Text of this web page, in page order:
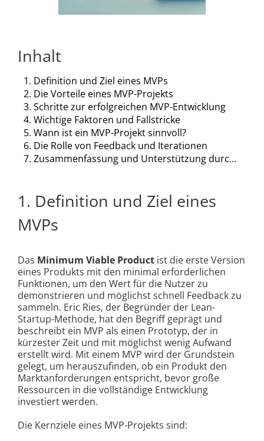
Inhalt
1. Definition und Ziel eines MVPs
2. Die Vorteile eines MVP-Projekts
3. Schritte zur erfolgreichen MVP-Entwicklung
4. Wichtige Faktoren und Fallstricke
5. Wann ist ein MVP-Projekt sinnvoll?
6. Die Rolle von Feedback und Iterationen
7. Zusammenfassung und Unterstützung durch die BITS
1. Definition und Ziel eines
MVPs
Das Minimum Viable Productist die erste Version
eines Produkts mit den minimal erforderlichen
Funktionen, um den Wert für die Nutzer zu
demonstrieren und möglichst schnell Feedback zu
sammeln. Eric Ries, der Begründer der Lean-
Startup-Methode, hat den Begriff geprägt und
beschreibt ein MVP als einen Prototyp, der in
kürzester Zeit und mit möglichst wenig Aufwand
erstellt wird. Mit einem MVP wird der Grundstein
gelegt, um herauszufinden, ob ein Produkt den
Marktanforderungen entspricht, bevor große
Ressourcen in die vollständige Entwicklung
investiert werden.
Die Kernziele eines MVP-Projekts sind: